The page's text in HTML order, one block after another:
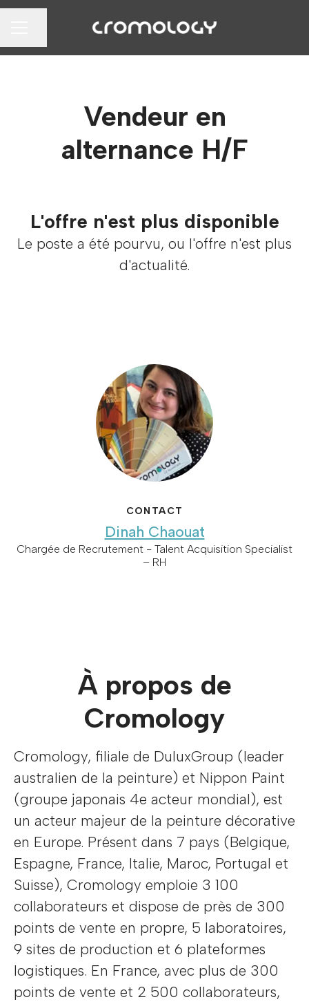
Partager la page
Vendeur en
alternance H/F
L'offre n'est plus disponible
Le poste a été pourvu, ou l'offre n'est plus
d'actualité.
CONTACT
Dinah Chaouat
Chargée de Recrutement - Talent Acquisition Specialist
– RH
À propos de
Cromology
Cromology, filiale de DuluxGroup (leader
australien de la peinture) et Nippon Paint
(groupe japonais 4e acteur mondial), est
un acteur majeur de la peinture décorative
en Europe. Présent dans 7 pays (Belgique,
Espagne, France, Italie, Maroc, Portugal et
Suisse), Cromology emploie 3 100
collaborateurs et dispose de près de 300
points de vente en propre, 5 laboratoires,
9 sites de production et 6 plateformes
logistiques. En France, avec plus de 300
points de vente et 2 500 collaborateurs,